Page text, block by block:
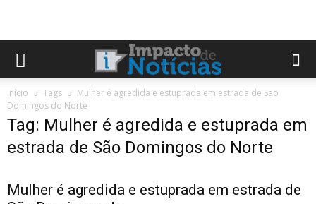
Início Tags
Mulher é agredida e estuprada em estrada de São
Domingos do Norte
Tag: Mulher é agredida e estuprada em
estrada de São Domingos do Norte
Mulher é agredida e estuprada em estrada de